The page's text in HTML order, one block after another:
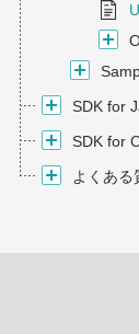
SDK for
SDK for
よくある